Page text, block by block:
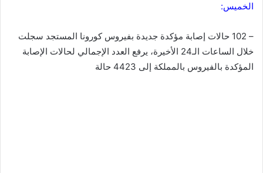
الخميس:
– 102 حالات إصابة مؤكدة جديدة بفيروس كورونا المستجد سجلت
خلال الساعات الـ24 الأخيرة، يرفع العدد الإجمالي لحالات الإصابة
المؤكدة بالفيروس بالمملكة إلى 4423 حالة